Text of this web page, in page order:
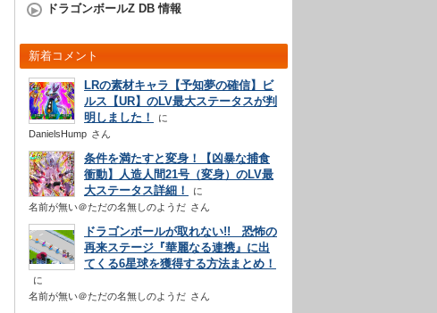
ドラゴンボールZ DB 情報
新着コメント
LRの素材キャラ【予知夢の確信】ビ
ルス【UR】のLV最大ステータスが判
明しました！
DanielsHump さん
条件を満たすと変身！【凶暴な捕食
衝動】人造人間21号（変身）のLV最
大ステータス詳細！
名前が無い＠ただの名無しのようだ さん
ドラゴンボールが取れない!! 恐怖の
再来ステージ『華麗なる連携』に出
てくる6星球を獲得する方法まとめ！
名前が無い＠ただの名無しのようだ さん